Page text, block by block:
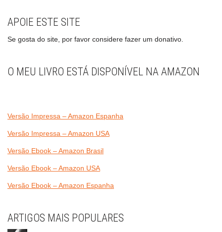
APOIE ESTE SITE
Se gosta do site, por favor considere fazer um donativo.
O MEU LIVRO ESTÁ DISPONÍVEL NA AMAZON
Versão Impressa – Amazon Espanha
Versão Impressa – Amazon USA
Versão Ebook – Amazon Brasil
Versão Ebook – Amazon USA
Versão Ebook – Amazon Espanha
ARTIGOS MAIS POPULARES